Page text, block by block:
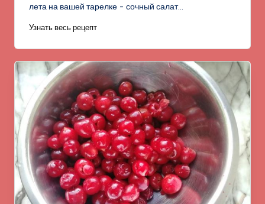
лета на вашей тарелке - сочный салат…
Узнать весь рецепт